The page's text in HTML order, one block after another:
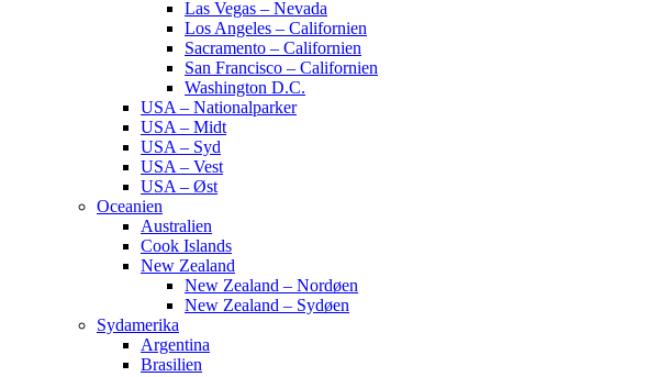
Las Vegas – Nevada
Los Angeles – Californien
Sacramento – Californien
San Francisco – Californien
Washington D.C.
USA – Nationalparker
USA – Midt
USA – Syd
USA – Vest
USA – Øst
Oceanien
Australien
Cook Islands
New Zealand
New Zealand – Nordøen
New Zealand – Sydøen
Sydamerika
Argentina
Brasilien